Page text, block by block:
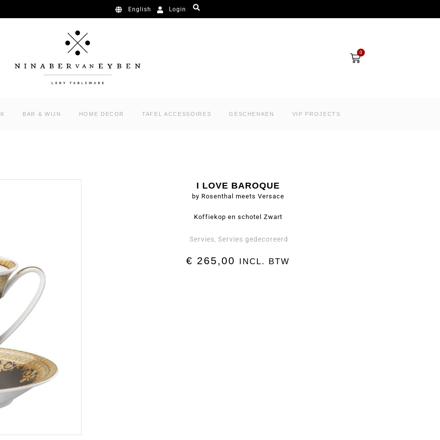
English Login
0
Winkelwagen
BAR & WIJN HOME DECOR TAFEL ACCESSOIRES GESCHENKEN VIP PROJECTS
I LOVE BAROQUE
by Rosenthal meets Versace
Koffiekop en schotel Zwart
Servies,Servies gedecoreerd
€ 265,00 INCL. BTW